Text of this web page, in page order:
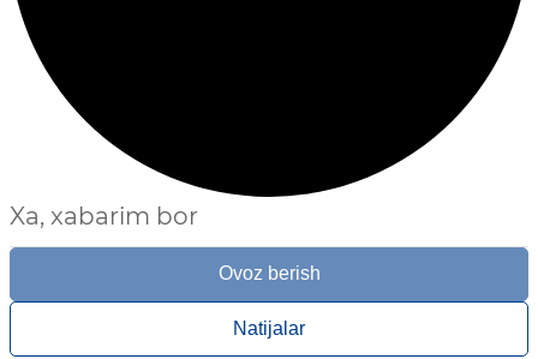
Xa, xabarim bor
Ovoz berish
Natijalar